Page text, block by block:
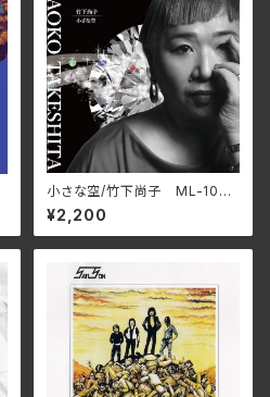
小さな空/竹下尚子 ML-1048
(仕様:CD)
¥2,200